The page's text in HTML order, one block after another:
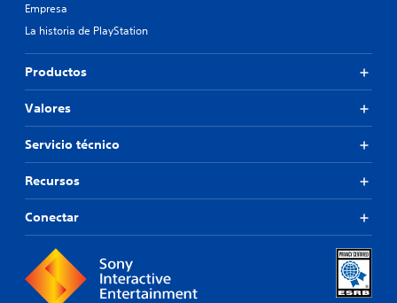
Empresa
La historia de PlayStation
Productos
Valores
Servicio técnico
Recursos
Conectar